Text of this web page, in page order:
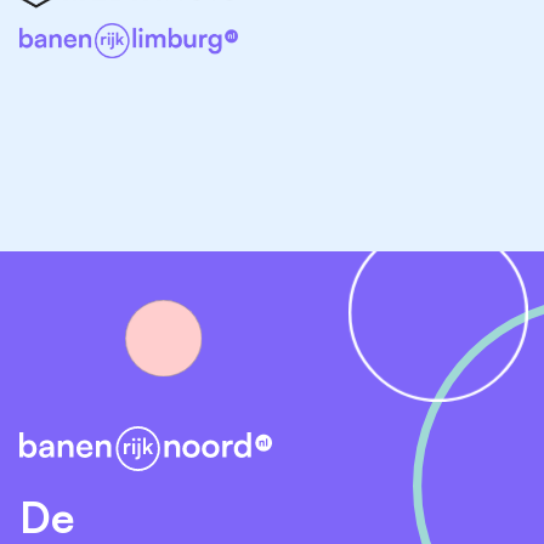
je brief (vergeet niet het aantal gewenste uren erbij te
vermelden)!
Vakantietoeslag (8,33%)
Eindejaarsuitkering (volledige 13e maand)
Kom je met de auto? Bij ons kun je gratis parkeren
Meerkeuzesysteem arbeidsvoorwaarden met
daarin aantrekkelijke regelingen zoals extra
reiskostenvergoeding en diverse collectieve
verzekeringen
De